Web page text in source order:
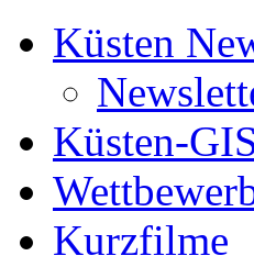
Küsten
Küsten-
Kurzfilme